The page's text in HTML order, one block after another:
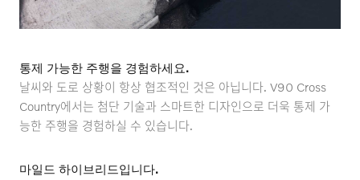
통제 가능한 주행을 경험하세요.
날씨와 도로 상황이 항상 협조적인 것은 아닙니다. V90 Cross
Country에서는 첨단 기술과 스마트한 디자인으로 더욱 통제 가
능한 주행을 경험하실 수 있습니다.
마일드 하이브리드입니다.